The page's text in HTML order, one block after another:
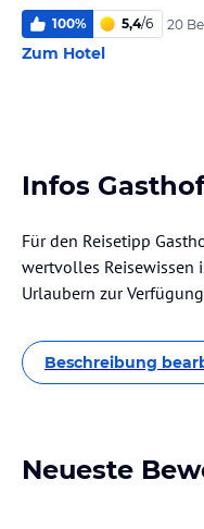
100% 5,4/6 20
Zum Hotel
Infos
Für den Reisetipp
wertvolles Reisewissen
Urlaubern zur
Beschreibung
Neueste